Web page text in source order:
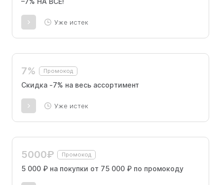
Уже истек
7% Промокод
Скидка -7% на весь ассортимент
Уже истек
5000₽ Промокод
5 000 ₽ на покупки от 75 000 ₽ по промокоду